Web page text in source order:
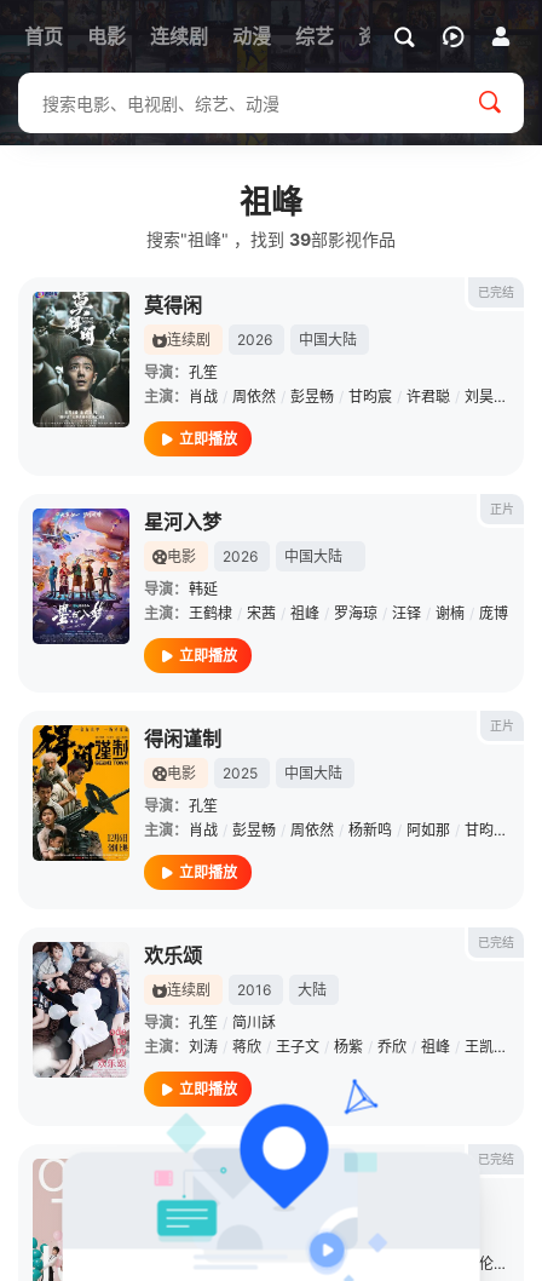
首页 电影 连续剧 动漫 综艺 资讯
祖峰
搜索"祖峰" ，找到 39部影视作品
已完结
莫得闲
连续剧 2026
中国大陆
导演： 孔笙
主演：
肖战 / 周依然 / 彭昱畅 / 甘昀宸 / 许君聪 / 刘昊然
立即播放
正片
星河入梦
电影 2026
中国大陆
导演： 韩延
主演： 王鹤棣 / 宋茜 / 祖峰 / 罗海琼 / 汪铎 / 谢楠 / 庞博
立即播放
正片
得闲谨制
电影 2025
中国大陆
导演： 孔笙
主演：
肖战 / 彭昱畅 / 周依然 / 杨新鸣 / 阿如那 / 甘昀宸
立即播放
已完结
欢乐颂
连续剧 2016
大陆
导演： 孔笙 / 简川訸
主演： 刘涛 / 蒋欣 / 王子文 / 杨紫 / 乔欣 / 祖峰 / 王凯 /
立即播放
已完结
欢乐颂2
连续剧
导演：简川訸
王子文 / 杨紫 邓伦 /